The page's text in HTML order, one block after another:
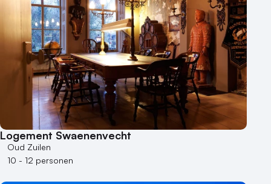
Logement Swaenenvecht
Oud Zuilen
10 - 12 personen